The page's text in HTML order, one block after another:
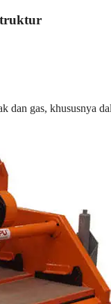
dan gas, khususnya